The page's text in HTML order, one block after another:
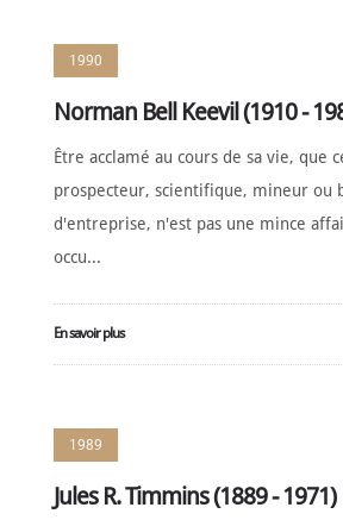
DE
SOUTIEN
CONTACT
Français
1990
Norman Bell Keevil (1910 -
Être acclamé au cours de sa vie, que
prospecteur, scientifique, mineur ou
d'entreprise, n'est pas une mince
occu...
En savoir plus
1989
Jules R. Timmins (1889 - 1971)